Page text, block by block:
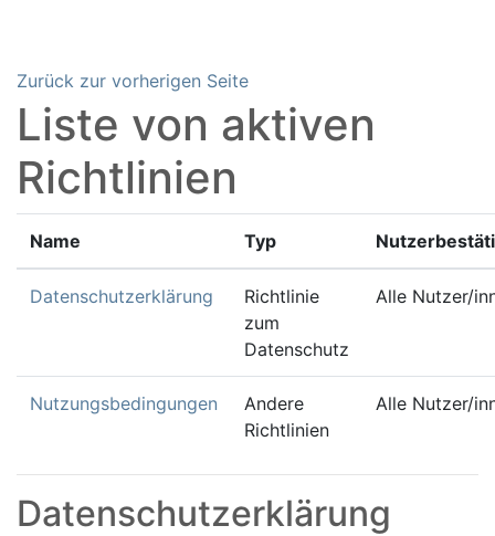
Zurück zur vorherigen Seite
Liste von aktiven
Richtlinien
Name Typ
Datenschutzerklärung
Richtlinie
zum
Datenschutz
Alle Nutzer/
Nutzungsbedingungen
Andere
Richtlinien
Alle Nutzer/
Datenschutzerklärung